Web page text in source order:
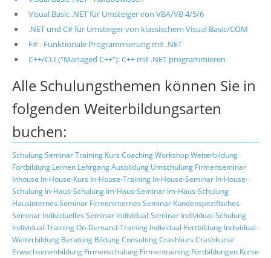
Visual Basic .NET für Umsteiger von VBA/VB 4/5/6
.NET und C# für Umsteiger von klassischem Visual Basic/COM
F# - Funktionale Programmierung mit .NET
C++/CLI ("Managed C++"): C++ mit .NET programmieren
Alle Schulungsthemen können Sie in
folgenden Weiterbildungsarten
buchen:
SchulungSeminarTraining Kurs CoachingWorkshopWeiterbildung
Fortbildung Lernen LehrgangAusbildung Umschulung Firmenseminar
Inhouse In-House-Kurs In-House-Training In-House-Seminar In-House-
Schulung In-Haus-Schulung Im-Haus-Seminar Im-Haus-Schulung
Hausinternes Seminar Firmeninternes Seminar Kundenspezifisches
Seminar Individuelles Seminar Individual-Seminar Individual-Schulung
Individual-TrainingOn-Demand-Training Individual-Fortbildung Individual-
Weiterbildung Beratung BildungConsultingCrashkurs Crashkurse
Erwachsenenbildung Firmenschulung Firmentraining Fortbildungen Kurse